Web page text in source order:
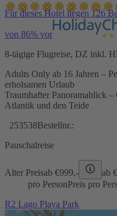
Für dieses Hotel liegen 126
von 86% vor
8-tägige Flugreise, DZ inkl.
Adults Only ab 16 Jahren –
erholsamen Urlaub
Traumhafter Panoramablick
Atlantik und den Teide
253538Bestellnr.:
Pauschalreise
Alter Preisab €999,- ab €
pro PersonPreis pro
R2 Lago Playa Park